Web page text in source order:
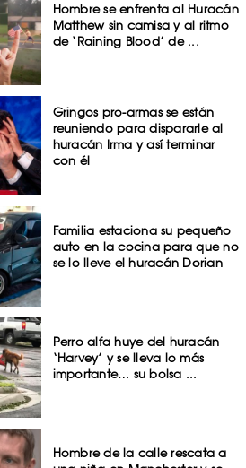
Hombre se enfrenta al Huracán
Matthew sin camisa y al ritmo
de ‘Raining Blood’ de ...
Gringos pro-armas se están
reuniendo para dispararle al
huracán Irma y así terminar
con él
Familia estaciona su pequeño
auto en la cocina para que no
se lo lleve el huracán Dorian
Perro alfa huye del huracán
‘Harvey’ y se lleva lo más
importante… su bolsa ...
Hombre de la calle rescata a